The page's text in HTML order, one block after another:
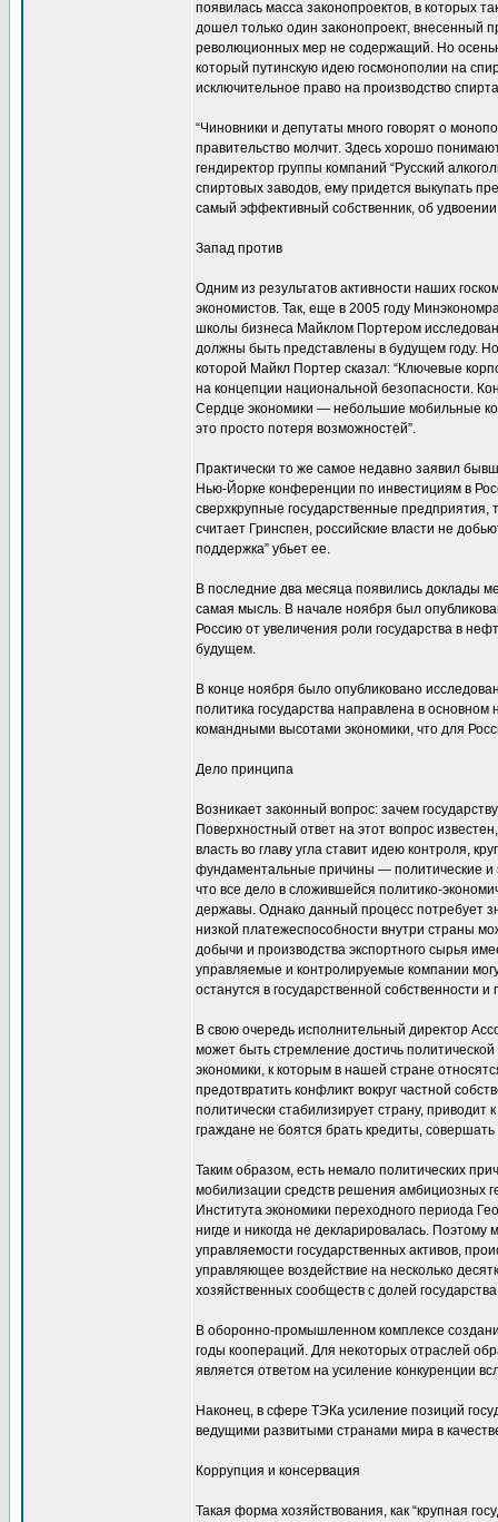
появилась масса законопроектов, в которых
дошел только один законопроект, внесенный
революционных мер не содержащий. Но
который путинскую идею госмонополии на
исключительное право на производство
“Чиновники и депутаты много говорят о
правительство молчит. Здесь хорошо
гендиректор группы компаний “Русский
спиртовых заводов, ему придется выкупать
самый эффективный собственник, об
Запад против
Одним из результатов активности наших
экономистов. Так, еще в 2005 году
школы бизнеса Майклом Портером
должны быть представлены в будущем году.
которой Майкл Портер сказал: “Ключевые
на концепции национальной безопасности.
Сердце экономики — небольшие мобильные
это просто потеря возможностей”.
Практически то же самое недавно заявил
Нью-Йорке конференции по инвестициям в
сверхкрупные государственные
считает Гринспен, российские власти не
поддержка” убьет ее.
В последние два месяца появились доклады
самая мысль. В начале ноября был
Россию от увеличения роли государства в
будущем.
В конце ноября было опубликовано
политика государства направлена в
командными высотами экономики, что для
Дело принципа
Возникает законный вопрос: зачем
Поверхностный ответ на этот вопрос
власть во главу угла ставит идею контроля,
фундаментальные причины — политические и
что все дело в сложившейся политико-
державы. Однако данный процесс потребует
низкой платежеспособности внутри страны
добычи и производства экспортного сырья
управляемые и контролируемые компании
останутся в государственной собственности
В свою очередь исполнительный директор
может быть стремление достичь
экономики, к которым в нашей стране
предотвратить конфликт вокруг частной
политически стабилизирует страну,
граждане не боятся брать кредиты,
Таким образом, есть немало политических
мобилизации средств решения амбициозных
Института экономики переходного периода
нигде и никогда не декларировалась.
управляемости государственных активов,
управляющее воздействие на несколько
хозяйственных сообществ с долей
В оборонно-промышленном комплексе
годы коопераций. Для некоторых отраслей
является ответом на усиление конкуренции
Наконец, в сфере ТЭКа усиление позиций
ведущими развитыми странами мира в
Коррупция и консервация
Такая форма хозяйствования, как “крупная